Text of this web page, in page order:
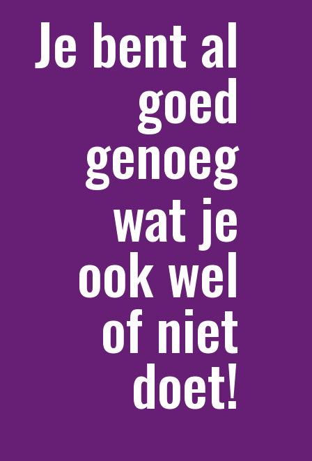
Je bent al
goed
genoeg
wat je
ook wel
of niet
doet!